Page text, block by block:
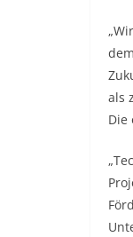
als
Die